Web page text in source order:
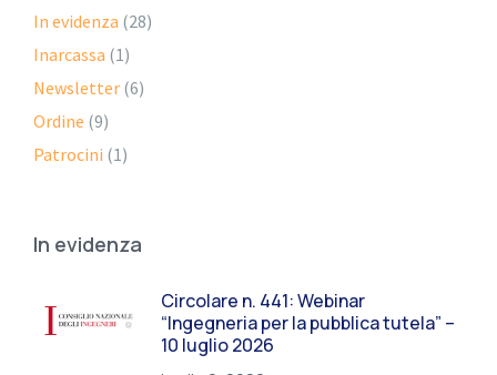
In evidenza (28)
Inarcassa (1)
Newsletter (6)
Ordine (9)
Patrocini (1)
In evidenza
Circolare n. 441: Webinar
“Ingegneria per la pubblica tutela” –
10 luglio 2026